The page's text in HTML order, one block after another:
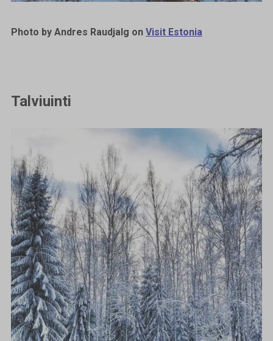
Photo by Andres Raudjalg on Visit Estonia
Talviuinti